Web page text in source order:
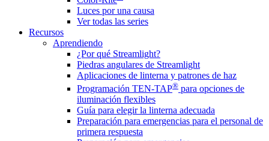
Luces por una causa
Ver todas las series
Recursos
Aprendiendo
¿Por qué Streamlight?
Piedras angulares de Streamlight
Aplicaciones de linterna y patrones de haz
Programación TEN-TAP® para opciones de
iluminación flexibles
Guía para elegir la linterna adecuada
Preparación para emergencias para el personal de
primera respuesta